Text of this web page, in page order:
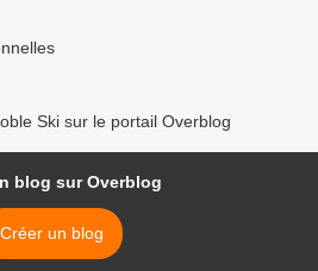
Ski sur le portail Overblog
blog sur Overblog
Créer un blog